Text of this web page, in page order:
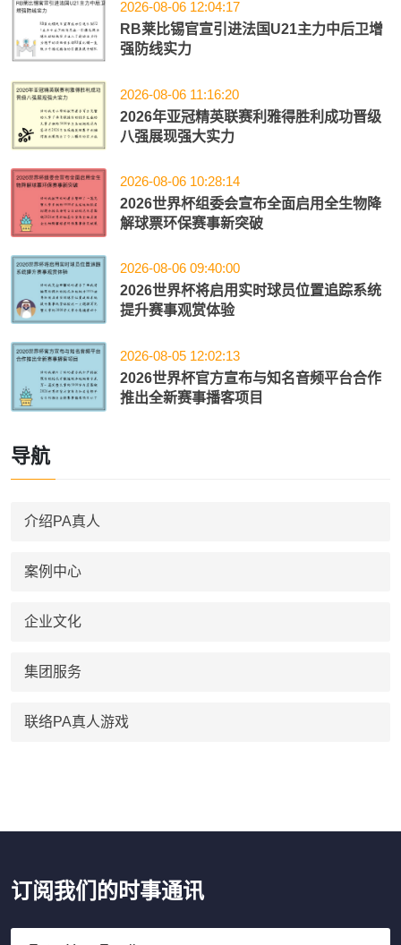
2026-08-06 12:04:17
RB莱比锡官宣引进法国U21主力中后卫增
强防线实力
2026-08-06 11:16:20
2026年亚冠精英联赛利雅得胜利成功晋级
八强展现强大实力
2026-08-06 10:28:14
2026世界杯组委会宣布全面启用全生物降
解球票环保赛事新突破
2026-08-06 09:40:00
2026世界杯将启用实时球员位置追踪系统
提升赛事观赏体验
2026-08-05 12:02:13
2026世界杯官方宣布与知名音频平台合作
推出全新赛事播客项目
导航
介绍PA真人
案例中心
企业文化
集团服务
联络PA真人游戏
订阅我们的时事通讯